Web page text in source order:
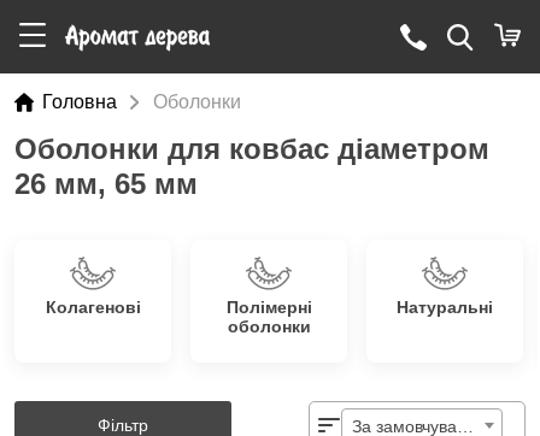
Головна Оболонки
Оболонки для ковбас діаметром
26 мм, 65 мм
Колагенові
Полімерні
оболонки
Натуральні
Фільтр